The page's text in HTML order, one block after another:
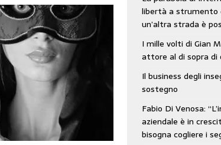
vola in Borsa e Anthropic sospende la Super Intelligenza Artificiale
nell’era digitale. Il tempo si era dimenticato di Gillo Dorfles e
libertà a strumento
un’altra strada è
I mille volti di Gian
attore al di sopra di
Il business degli
sostegno
Fabio Di Venosa:
aziendale è in
bisogna cogliere i